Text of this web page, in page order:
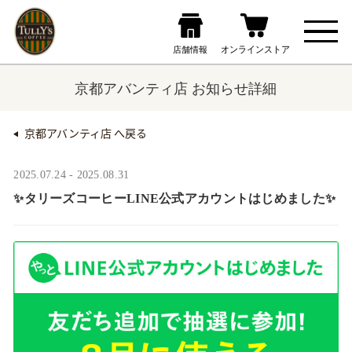
京都アバンティ店 お知らせ詳細
京都アバンティ店 へ戻る
2025.07.24 - 2025.08.31
✨タリーズコーヒーLINE公式アカウントはじめました✨